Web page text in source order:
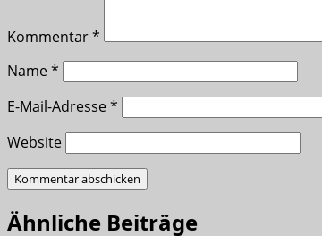
Kommentar*
Name*
E-Mail-Adresse*
Website
Ähnliche Beiträge